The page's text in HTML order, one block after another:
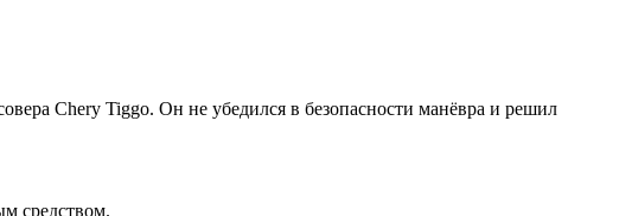
Chery Tiggo. Он не убедился в безопасности манёвра и решил
средством.